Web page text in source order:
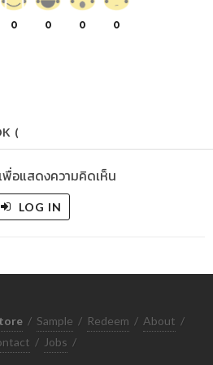
0 0 0 0
(
พื่อแสดงความคิดเห็น
LOG IN
/ Sample / Redeem / About /
/ Jobs /